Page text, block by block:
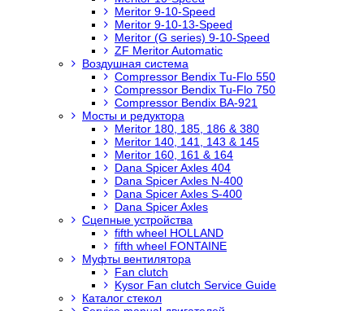
Meritor 9-10-Speed
Meritor 9-10-13-Speed
Meritor (G series) 9-10-Speed
ZF Meritor Automatic
Воздушная система
Compressor Bendix Tu-Flo 550
Compressor Bendix Tu-Flo 750
Compressor Bendix BA-921
Мосты и редуктора
Meritor 180, 185, 186 & 380
Meritor 140, 141, 143 & 145
Meritor 160, 161 & 164
Dana Spicer Axles 404
Dana Spicer Axles N-400
Dana Spicer Axles S-400
Dana Spicer Axles
Сцепные устройства
fifth wheel HOLLAND
fifth wheel FONTAINE
Муфты вентилятора
Fan clutch
Kysor Fan clutch Service Guide
Каталог стекол